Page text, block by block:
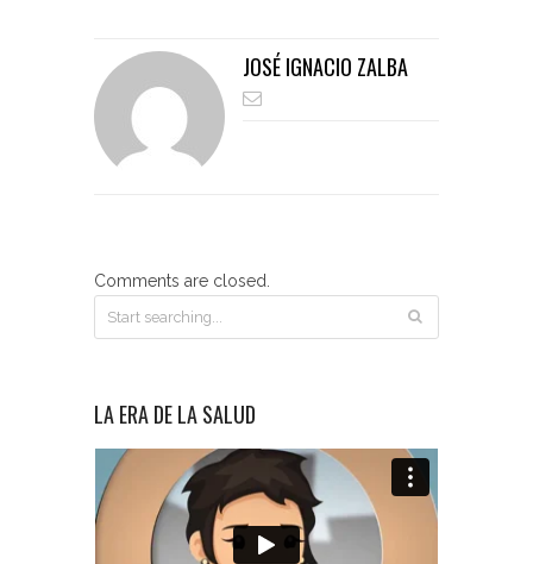
JOSÉ IGNACIO ZALBA
Comments are closed.
LA ERA DE LA SALUD